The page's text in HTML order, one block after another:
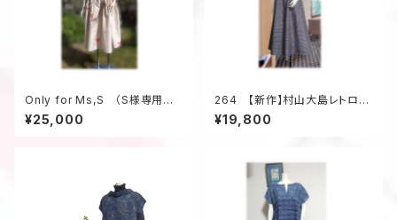
Only for Ms,S （S様専用ペ
ージの為、他のお客様はお買い
求め頂けません）
¥25,000
264 【新作】村山大島レトロな
衿のワンピース（紫・小花柄）
¥19,800